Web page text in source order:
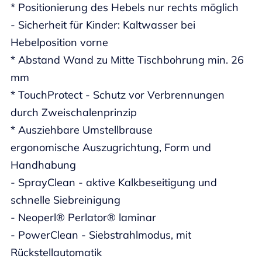
* Positionierung des Hebels nur rechts möglich
- Sicherheit für Kinder: Kaltwasser bei
Hebelposition vorne
* Abstand Wand zu Mitte Tischbohrung min. 26
mm
* TouchProtect - Schutz vor Verbrennungen
durch Zweischalenprinzip
* Ausziehbare Umstellbrause
ergonomische Auszugrichtung, Form und
Handhabung
- SprayClean - aktive Kalkbeseitigung und
schnelle Siebreinigung
- Neoperl® Perlator® laminar
- PowerClean - Siebstrahlmodus, mit
Rückstellautomatik